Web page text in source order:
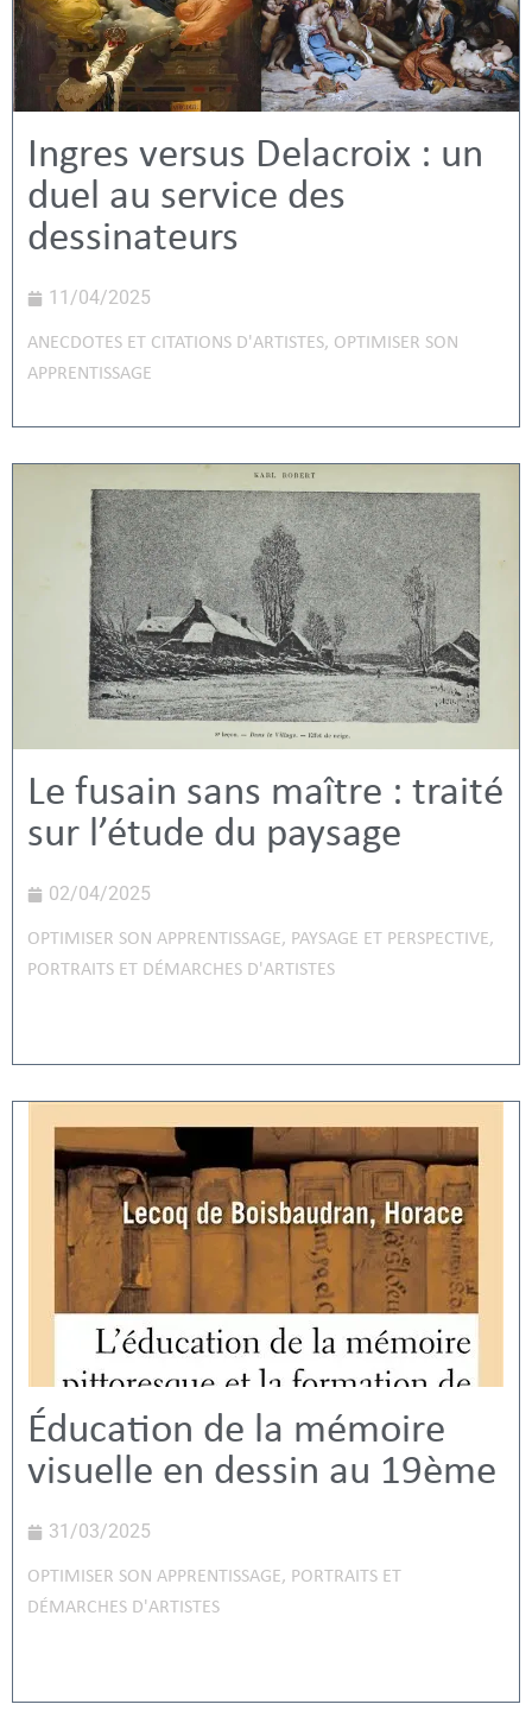
Ingres versus Delacroix : un
duel au service des
dessinateurs
11/04/2025
ANECDOTES ET CITATIONS D'ARTISTES, OPTIMISER SON
APPRENTISSAGE
Le fusain sans maître : traité
sur l’étude du paysage
02/04/2025
OPTIMISER SON APPRENTISSAGE, PAYSAGE ET PERSPECTIVE,
PORTRAITS ET DÉMARCHES D'ARTISTES
Éducation de la mémoire
visuelle en dessin au 19ème
31/03/2025
OPTIMISER SON APPRENTISSAGE, PORTRAITS ET
DÉMARCHES D'ARTISTES